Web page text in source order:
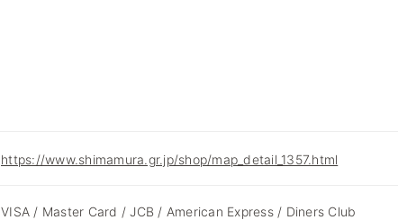
https://www.shimamura.gr.jp/shop/map_detail_1357.html
VISA / Master Card / JCB / American Express / Diners Club